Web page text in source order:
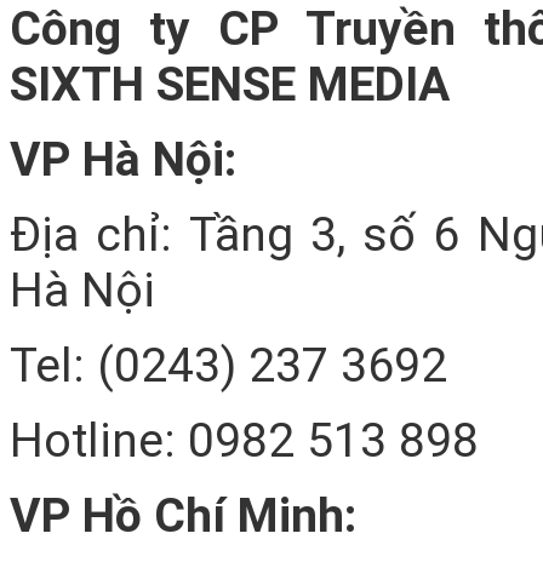
Công ty CP Truyền
SIXTH SENSE MEDIA
VP Hà Nội:
Địa chỉ: Tầng 3, số 6
Hà Nội
Tel: (0243) 237 3692
Hotline: 0982 513 898
VP Hồ Chí Minh: